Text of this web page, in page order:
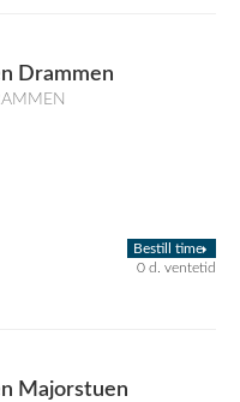
Drammen
Bestill time
0 d. ventetid
Majorstuen